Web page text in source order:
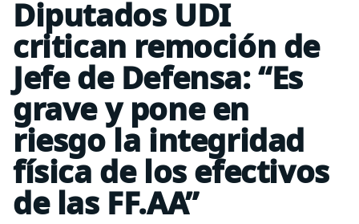
Diputados UDI
critican remoción de
Jefe de Defensa: “Es
grave y pone en
riesgo la integridad
física de los efectivos
de las FF.AA”